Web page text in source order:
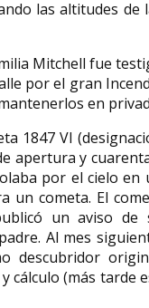
las altitudes de
Mitchell fue
por el gran
en
1847 VI
apertura y
por el cielo en
un cometa.​ El
un aviso de
Al mes
descubridor
cálculo (más tarde